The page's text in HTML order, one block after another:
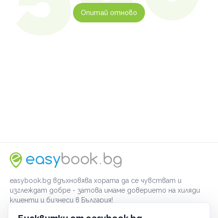
Опитай отново
easybook.bg вдъхновява хората да се чувстват и
изглеждат добре - затова имаме доверието на хиляди
клиенти и бизнеси в България!